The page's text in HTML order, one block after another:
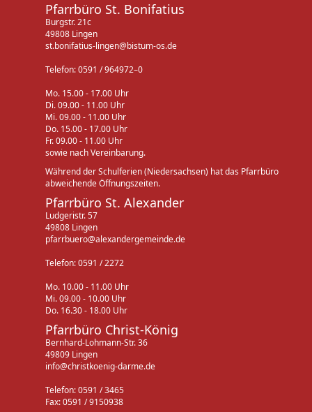
Pfarrbüro St. Bonifatius
Burgstr. 21c
49808 Lingen
st.bonifatius-lingen@bistum-os.de
Telefon: 0591 / 964972–0
Mo. 15.00 - 17.00 Uhr
Di. 09.00 - 11.00 Uhr
Mi. 09.00 - 11.00 Uhr
Do. 15.00 - 17.00 Uhr
Fr. 09.00 - 11.00 Uhr
sowie nach Vereinbarung.
Während der Schulferien (Niedersachsen) hat das Pfarrbüro
abweichende Öffnungszeiten.
Pfarrbüro St. Alexander
Ludgeristr. 57
49808 Lingen
pfarrbuero@alexandergemeinde.de
Telefon: 0591 / 2272
Mo. 10.00 - 11.00 Uhr
Mi. 09.00 - 10.00 Uhr
Do. 16.30 - 18.00 Uhr
Pfarrbüro Christ-König
Bernhard-Lohmann-Str. 36
49809 Lingen
info@christkoenig-darme.de
Telefon: 0591 / 3465
Fax: 0591 / 9150938